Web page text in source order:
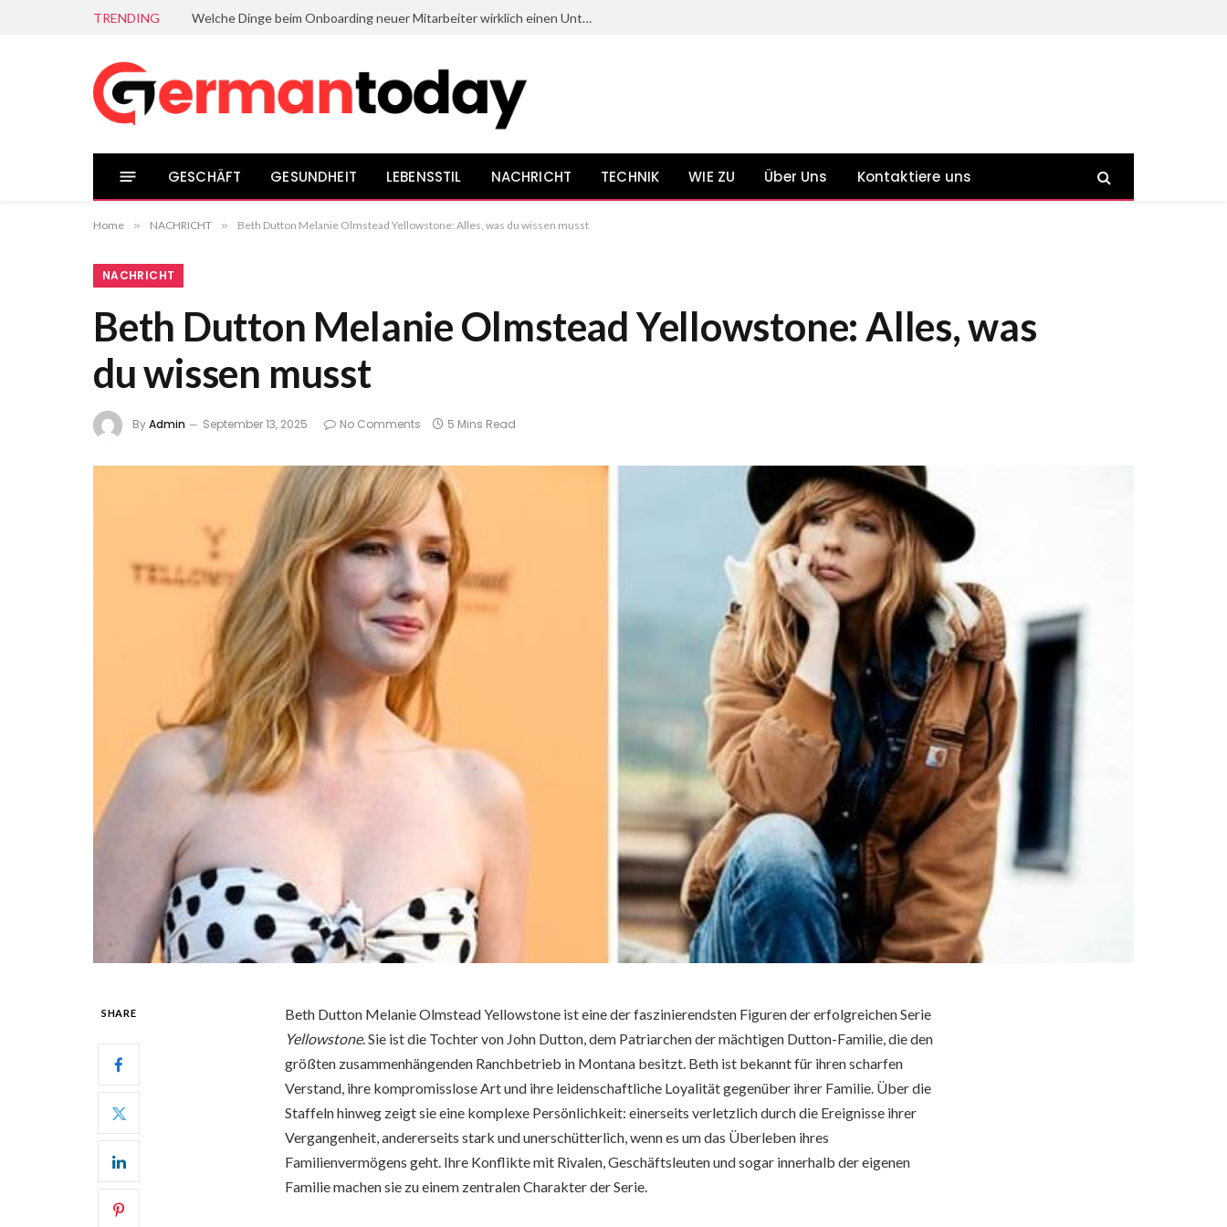
TRENDING Welche Dinge beim Onboarding neuer Mitarbeiter wirklich einen Unterschied bewirken
GESCHÄFT GESUNDHEIT LEBENSSTIL NACHRICHT TECHNIK WIE ZU Über Uns Kontaktiere uns
Home » NACHRICHT » Beth Dutton Melanie Olmstead Yellowstone: Alles, was du wissen musst
NACHRICHT
Beth Dutton Melanie Olmstead Yellowstone: Alles, was
du wissen musst
ByAdmin September 13, 2025 No Comments 5 Mins Read
SHARE
Beth Dutton Melanie Olmstead Yellowstone ist eine der faszinierendsten Figuren der erfolgreichen Serie
Yellowstone. Sie ist die Tochter von John Dutton, dem Patriarchen der mächtigen Dutton-Familie, die den
größten zusammenhängenden Ranchbetrieb in Montana besitzt. Beth ist bekannt für ihren scharfen
Verstand, ihre kompromisslose Art und ihre leidenschaftliche Loyalität gegenüber ihrer Familie. Über die
Staffeln hinweg zeigt sie eine komplexe Persönlichkeit: einerseits verletzlich durch die Ereignisse ihrer
Vergangenheit, andererseits stark und unerschütterlich, wenn es um das Überleben ihres
Familienvermögens geht. Ihre Konflikte mit Rivalen, Geschäftsleuten und sogar innerhalb der eigenen
Familie machen sie zu einem zentralen Charakter der Serie.